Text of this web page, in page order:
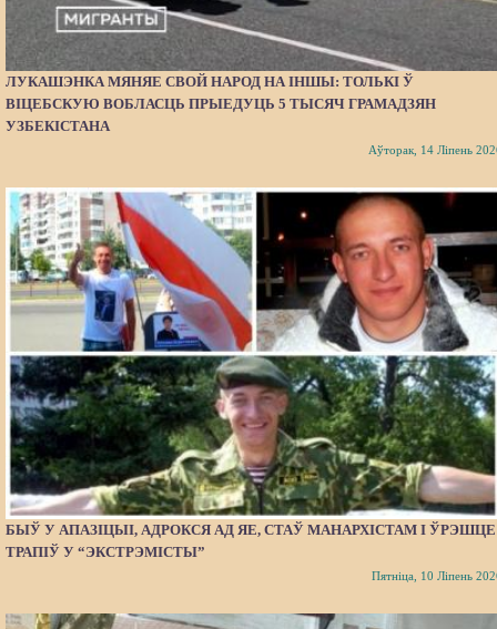
ЛУКАШЭНКА МЯНЯЕ СВОЙ НАРОД НА ІНШЫ: ТОЛЬКІ Ў
ВІЦЕБСКУЮ ВОБЛАСЦЬ ПРЫЕДУЦЬ 5 ТЫСЯЧ ГРАМАДЗЯН
УЗБЕКІСТАНА
Аўторак, 14 Ліпень
БЫЎ У АПАЗІЦЫІ, АДРОКСЯ АД ЯЕ, СТАЎ МАНАРХІСТАМ І ЎРЭШЦЕ
ТРАПІЎ У “ЭКСТРЭМІСТЫ”
Пятніца, 10 Ліпень